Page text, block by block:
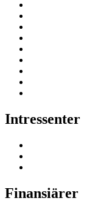
Intressenter
Finansiärer